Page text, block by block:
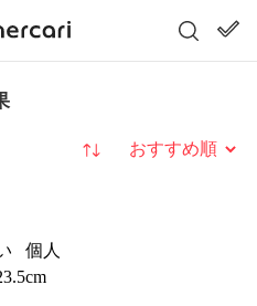
並び替え
個人